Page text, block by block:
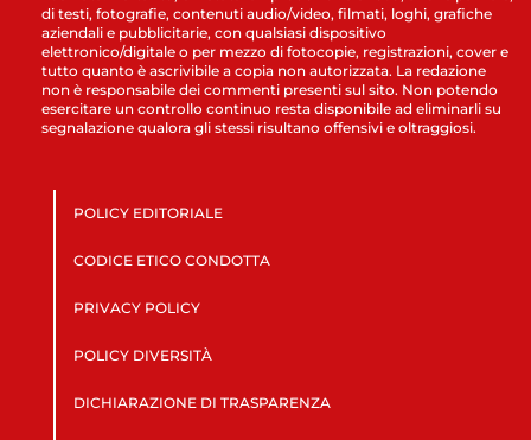
di testi, fotografie, contenuti audio/video, filmati, loghi, grafiche
aziendali e pubblicitarie, con qualsiasi dispositivo
elettronico/digitale o per mezzo di fotocopie, registrazioni, cover e
tutto quanto è ascrivibile a copia non autorizzata. La redazione
non è responsabile dei commenti presenti sul sito. Non potendo
esercitare un controllo continuo resta disponibile ad eliminarli su
segnalazione qualora gli stessi risultano offensivi e oltraggiosi.
POLICY EDITORIALE
CODICE ETICO CONDOTTA
PRIVACY POLICY
POLICY DIVERSITÀ
DICHIARAZIONE DI TRASPARENZA